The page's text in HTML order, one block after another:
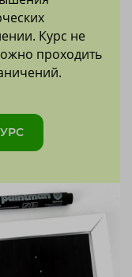
Курс не
проходить